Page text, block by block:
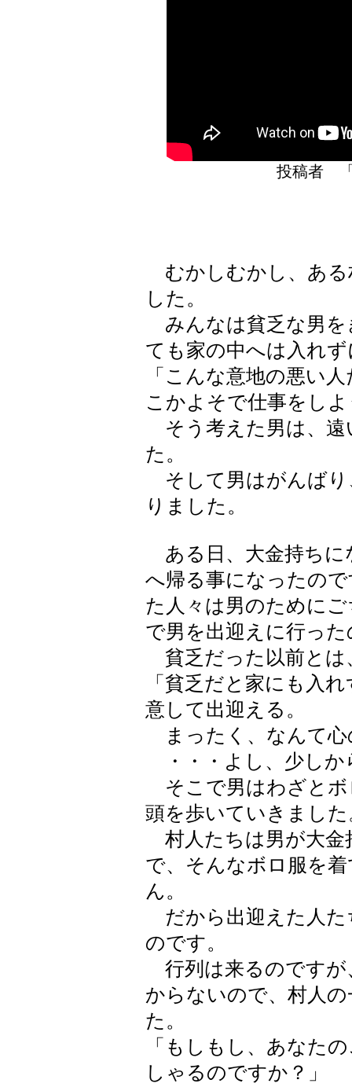
投稿者
むかしむかし、ある
した。
みんなは貧乏な男を
ても家の中へは入れ
「こんな意地の悪い
こかよそで仕事をし
そう考えた男は、遠
た。
そして男はがんばり
りました。
ある日、大金持ちに
へ帰る事になったの
た人々は男のために
で男を出迎えに行っ
貧乏だった以前とは
「貧乏だと家にも入
意して出迎える。
まったく、なんて心
・・・よし、少しか
そこで男はわざとボ
頭を歩いていきました
村人たちは男が大金
で、そんなボロ服を
ん。
だから出迎えた人た
のです。
行列は来るのですが
からないので、村人
た。
「もしもし、あなた
しゃるのですか？」